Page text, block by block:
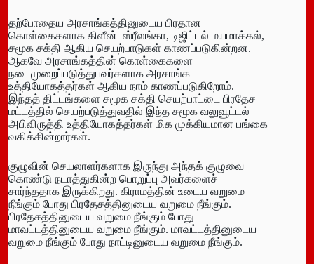
தற்போதைய அரசாங்கத்தினுடைய பிரதான
கொள்கைகளாக கிளீன் ஸ்ரீலங்கா, டிஜிட்டல் மயமாக்கல்,
சமூக சக்தி ஆகிய செயற்பாடுகள் காணப்படுகின்றன.
ஆகவே அரசாங்கத்தின் கொள்கைகளை
நடைமுறைப்படுத்துபவர்களாக அரசாங்க
உத்தியோகத்தர்கள் ஆகிய நாம் காணப்படுகிறோம்.
இந்தத் திட்டங்களை சமூக சக்தி செயற்பாட்டை பிரதேச
மட்டத்தில் செயற்படுத்துவதில் இந்த சமூக வலுவூட்டல்
அபிவிருத்தி உத்தியோகத்தர்கள் மிக முக்கியமான பங்கை
வகிக்கின்றார்கள்.
குழுவின் செயலாளர்களாக இருந்து அந்தக் குழுவை
கொண்டு நடாத்துகின்ற பொறுப்பு அவர்களைச்
சார்ந்ததாக இருக்கிறது. கிராமத்தின் உடைய வறுமை
நீங்கும் போது பிரதேசத்தினுடைய வறுமை நீங்கும்.
பிரதேசத்தினுடைய வறுமை நீங்கும் போது
மாவட்டத்தினுடைய வறுமை நீங்கும். மாவட்டத்தினுடைய
வறுமை நீங்கும் போது நாட்டினுடைய வறுமை நீங்கும்.